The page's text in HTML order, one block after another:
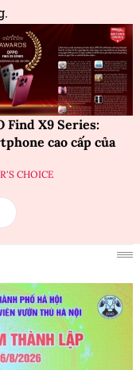
Find X9 Series:
cao cấp của
CHOICE